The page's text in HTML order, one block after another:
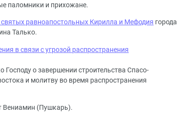
паломники и прихожане.
святых равноапостольных Кирилла и Мефодия города
Талько.
в связи с угрозой распространения
Господу о завершении строительства Спасо-
и молитву во время распространения
Вениамин (Пушкарь).